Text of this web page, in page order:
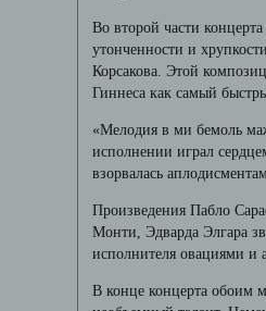
Во второй части
утонченности и
Корсакова. Этой
Гиннеса как самый
«Мелодия в ми бемоль
исполнении играл
взорвалась
Произведения Пабло
Монти, Эдварда Элгара
исполнителя овациями и
В конце концерта обоим